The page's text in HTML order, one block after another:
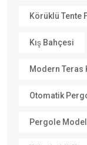
Körüklü Tente
Kış Bahçesi
Modern Teras
Otomatik
Pergole